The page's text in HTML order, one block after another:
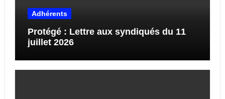
Adhérents
Protégé : Lettre aux syndiqués du 11
juillet 2026